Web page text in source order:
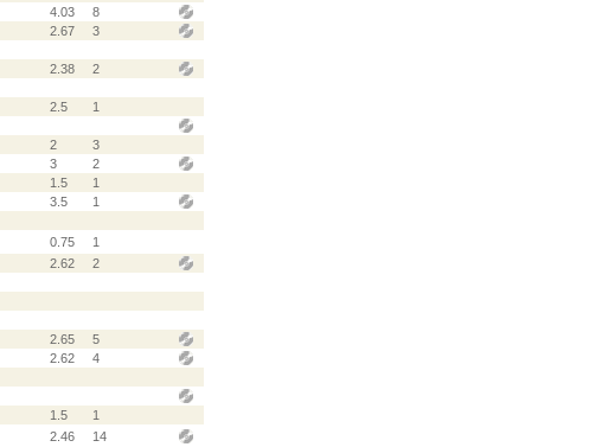
4.03
8
2.67
3
2.38
2
2.5
1
2
3
3
2
1.5
1
3.5
1
0.75
1
2.62
2
2.65
5
2.62
4
1.5
1
2.46
14